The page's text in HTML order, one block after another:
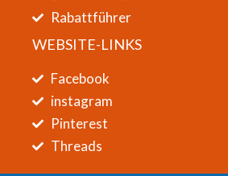
Rabattführer
WEBSITE-LINKS
Facebook
instagram
Pinterest
Threads